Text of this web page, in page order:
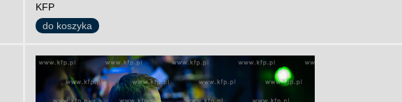
KFP
do koszyka